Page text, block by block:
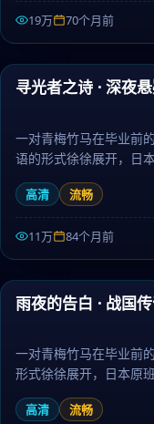
19万 70个月前
精选
寻光者之诗 · 深夜
一对青梅竹马在毕业前
语的形式徐徐展开，日
日剧大全提供高清完整
高清 流畅
11万 84个月前
精选
雨夜的告白 · 战国
一对青梅竹马在毕业前
形式徐徐展开，日本原
与坚持层层推进，作为
大全提供高清完整版日
高清 流畅